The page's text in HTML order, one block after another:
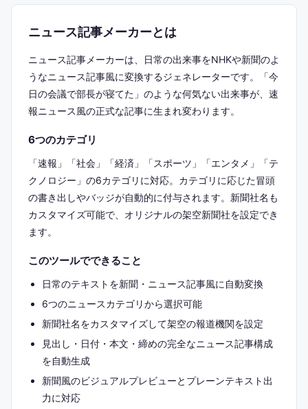
ニュース記事メーカーとは
ニュース記事メーカーは、日常の出来事をNHKや新聞のよ
うなニュース記事風に変換するジェネレーターです。「今
日の会議で部長が寝てた」のような何気ない出来事が、速
報ニュース風の正式な記事に生まれ変わります。
6つのカテゴリ
「速報」「社会」「経済」「スポーツ」「エンタメ」「テ
クノロジー」の6カテゴリに対応。カテゴリに応じた冒頭
の書き出しやバッジが自動的に付与されます。新聞社名も
カスタマイズ可能で、オリジナルの架空新聞社を設定でき
ます。
このツールでできること
日常のテキストを新聞・ニュース記事風に自動変換
6つのニュースカテゴリから選択可能
新聞社名をカスタマイズして架空の報道機関を設定
見出し・日付・本文・締めの完全なニュース記事構成
を自動生成
新聞風のビジュアルプレビューとプレーンテキスト出
力に対応